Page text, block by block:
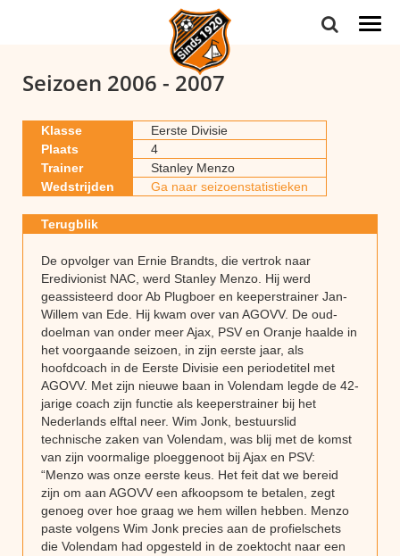
Seizoen 2006 - 2007
Klasse
Eerste Divisie
Plaats
4
Trainer
Stanley Menzo
Wedstrijden
Ga naar seizoenstatistieken
Terugblik
De opvolger van Ernie Brandts, die vertrok naar
Eredivionist NAC, werd Stanley Menzo. Hij werd
geassisteerd door Ab Plugboer en keeperstrainer Jan-
Willem van Ede. Hij kwam over van AGOVV. De oud-
doelman van onder meer Ajax, PSV en Oranje haalde in
het voorgaande seizoen, in zijn eerste jaar, als
hoofdcoach in de Eerste Divisie een periodetitel met
AGOVV. Met zijn nieuwe baan in Volendam legde de 42-
jarige coach zijn functie als keeperstrainer bij het
Nederlands elftal neer. Wim Jonk, bestuurslid
technische zaken van Volendam, was blij met de komst
van zijn voormalige ploeggenoot bij Ajax en PSV:
“Menzo was onze eerste keus. Het feit dat we bereid
zijn om aan AGOVV een afkoopsom te betalen, zegt
genoeg over hoe graag we hem willen hebben. Menzo
paste volgens Wim Jonk precies aan de profielschets
die Volendam had opgesteld in de zoektocht naar een